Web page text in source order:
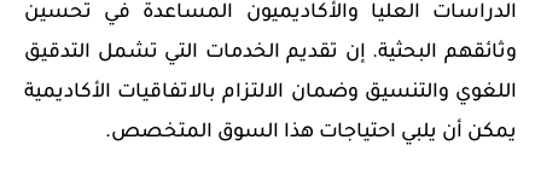
الدراسات العليا والأكاديميون المساعدة في تحسين
وثائقهم البحثية. إن تقديم الخدمات التي تشمل التدقيق
اللغوي والتنسيق وضمان الالتزام بالاتفاقيات الأكاديمية
يمكن أن يلبي احتياجات هذا السوق المتخصص.